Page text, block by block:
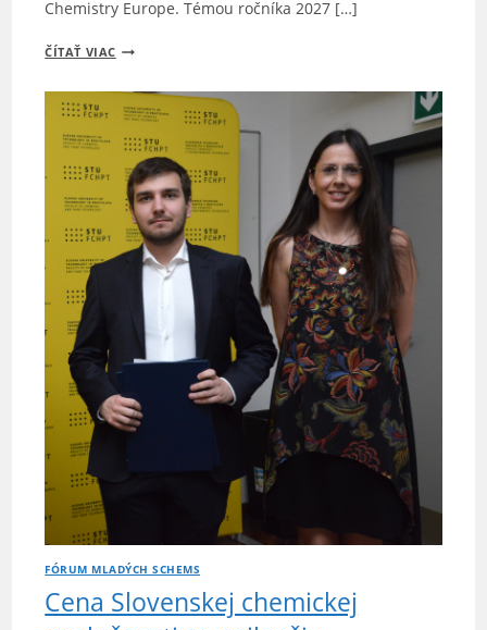
Chemistry Europe. Témou ročníka 2027 […]
ČÍTAŤ VIACCHEMISTRY
OTVÁRA
NA
CHEMISTRY
EUROPE
AWARD
2027
FÓRUM MLADÝCH SCHEMS
Cena Slovenskej chemickej